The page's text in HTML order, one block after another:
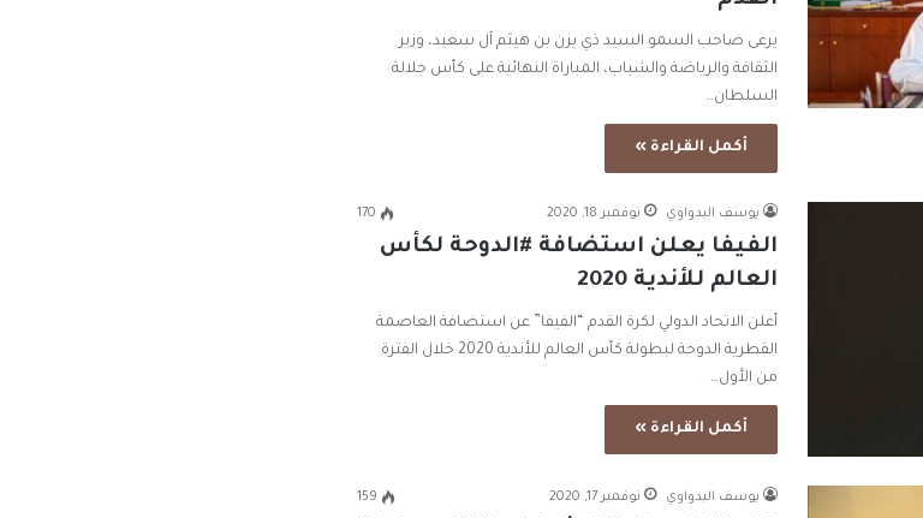
يرعى ‏صاحب السمو السيد ذي يزن بن هيثم آل سعيد، وزير
الثقافة والرياضة والشباب، المباراة النهائية على ‎كأس جلالة
السلطان…
أكمل القراءة »
يوسف البدواوي نوفمبر 18, 2020 170
الفيفا يعلن استضافة #الدوحة لكأس
العالم للأندية 2020
أعلن الاتحاد الدولي لكرة القدم “الفيفا” عن استضافة العاصمة
القطرية الدوحة لبطولة كأس العالم للأندية 2020 خلال الفترة
من الأول…
أكمل القراءة »
يوسف البدواوي نوفمبر 17, 2020 159